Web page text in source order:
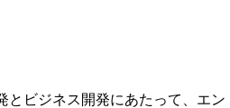
とビジネス開発にあたって、エン